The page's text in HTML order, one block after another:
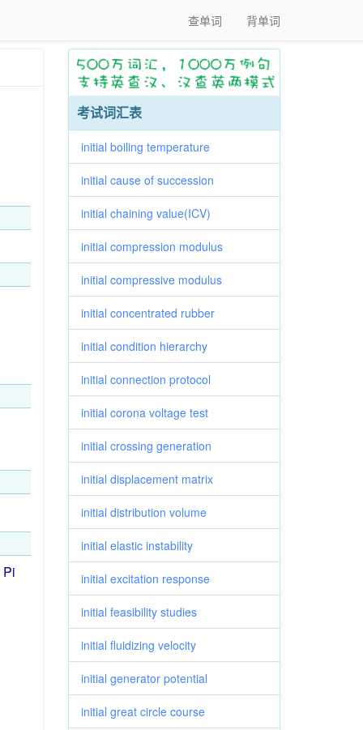
查单词 背单词
Pi
考试词汇表
initial boiling temperature
initial cause of succession
initial chaining value(ICV)
initial compression modulus
initial compressive modulus
initial concentrated rubber
initial condition hierarchy
initial connection protocol
initial corona voltage test
initial crossing generation
initial displacement matrix
initial distribution volume
initial elastic instability
initial excitation response
initial feasibility studies
initial fluidizing velocity
initial generator potential
initial great circle course